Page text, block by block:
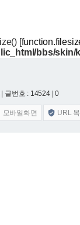
[
bbs/
| 글번호 : 14524 | 0
모바일화면  URL